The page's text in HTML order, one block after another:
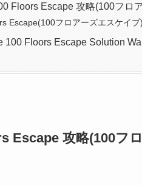
Floors Escape 攻略(100フロ
Escape(100フロアーズエスケイ
100 Floors Escape Solution
Escape 攻略(100フ